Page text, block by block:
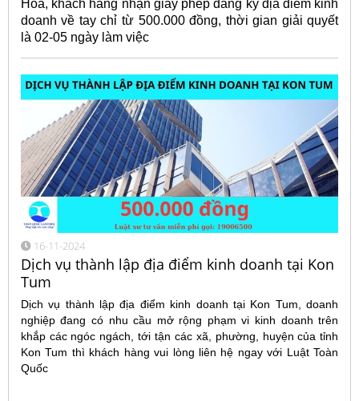
Hòa, khách hàng nhận giấy phép đăng ký địa điểm kinh
doanh về tay chỉ từ 500.000 đồng, thời gian giải quyết
là 02-05 ngày làm việc
16-11-2024
Dịch vụ thành lập địa điểm kinh doanh tại Kon
Tum
Dịch vụ thành lập địa điểm kinh doanh tại Kon Tum, doanh
nghiệp đang có nhu cầu mở rộng phạm vi kinh doanh trên
khắp các ngóc ngách, tới tận các xã, phường, huyện của tỉnh
Kon Tum thì khách hàng vui lòng liên hệ ngay với Luật Toàn
Quốc